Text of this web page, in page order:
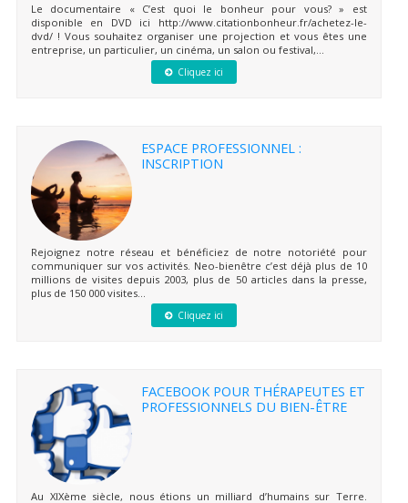
Le documentaire « C’est quoi le bonheur pour vous? » est
disponible en DVD ici http://www.citationbonheur.fr/achetez-le-
dvd/ ! Vous souhaitez organiser une projection et vous êtes une
entreprise, un particulier, un cinéma, un salon ou festival,...
Cliquez ici
ESPACE PROFESSIONNEL :
INSCRIPTION
Rejoignez notre réseau et bénéficiez de notre notoriété pour
communiquer sur vos activités. Neo-bienêtre c’est déjà plus de 10
millions de visites depuis 2003, plus de 50 articles dans la presse,
plus de 150 000 visites...
Cliquez ici
FACEBOOK POUR THÉRAPEUTES ET
PROFESSIONNELS DU BIEN-ÊTRE
Au XIXème siècle, nous étions un milliard d’humains sur Terre.